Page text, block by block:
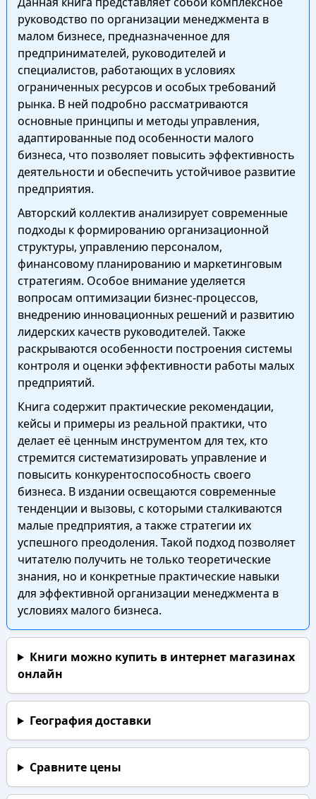
руководство по организации менеджмента в
малом бизнесе, предназначенное для
предпринимателей, руководителей и
специалистов, работающих в условиях
ограниченных ресурсов и особых требований
рынка. В ней подробно рассматриваются
основные принципы и методы управления,
адаптированные под особенности малого
бизнеса, что позволяет повысить эффективность
деятельности и обеспечить устойчивое развитие
предприятия.
Авторский коллектив анализирует современные
подходы к формированию организационной
структуры, управлению персоналом,
финансовому планированию и маркетинговым
стратегиям. Особое внимание уделяется
вопросам оптимизации бизнес-процессов,
внедрению инновационных решений и развитию
лидерских качеств руководителей. Также
раскрываются особенности построения системы
контроля и оценки эффективности работы малых
предприятий.
Книга содержит практические рекомендации,
кейсы и примеры из реальной практики, что
делает её ценным инструментом для тех, кто
стремится систематизировать управление и
повысить конкурентоспособность своего
бизнеса. В издании освещаются современные
тенденции и вызовы, с которыми сталкиваются
малые предприятия, а также стратегии их
успешного преодоления. Такой подход позволяет
читателю получить не только теоретические
знания, но и конкретные практические навыки
для эффективной организации менеджмента в
условиях малого бизнеса.
Книги можно купить в интернет магазинах
онлайн
География доставки
Сравните цены